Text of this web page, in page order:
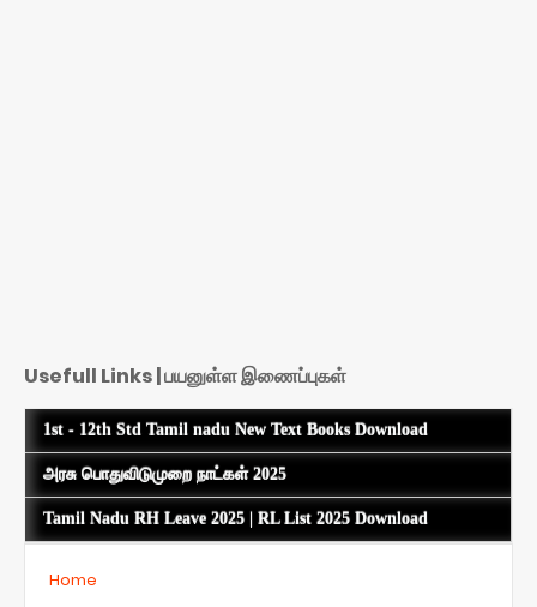
Usefull Links | பயனுள்ள இணைப்புகள்
1st - 12th Std Tamil nadu New Text Books Download
அரசு பொதுவிடுமுறை நாட்கள் 2025
Tamil Nadu RH Leave 2025 | RL List 2025 Download
Home